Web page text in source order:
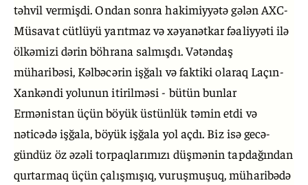
təhvil vermişdi. Ondan sonra hakimiyyətə gələn AXC-
Müsavat cütlüyü yarıtmaz və xəyanətkar fəaliyyəti ilə
ölkəmizi dərin böhrana salmışdı. Vətəndaş
müharibəsi, Kəlbəcərin işğalı və faktiki olaraq Laçın-
Xankəndi yolunun itirilməsi - bütün bunlar
Ermənistan üçün böyük üstünlük təmin etdi və
nəticədə işğala, böyük işğala yol açdı. Biz isə gecə-
gündüz öz əzəli torpaqlarımızı düşmənin tapdağından
qurtarmaq üçün çalışmışıq, vuruşmuşuq, müharibədə